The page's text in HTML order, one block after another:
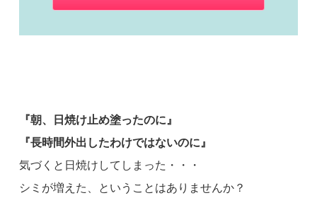
『朝、日焼け止め塗ったのに』
『長時間外出したわけではないのに』
気づくと日焼けしてしまった・・・
シミが増えた、ということはありませんか？